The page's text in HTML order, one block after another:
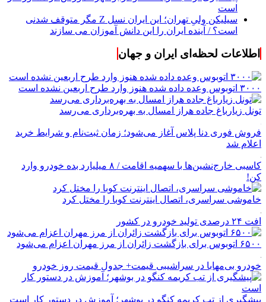
است
سیلیکن ولیِ تهران؛ این ایران نسل Z مگر متوقف شدنی
است؟ / آینده ایران را این دانش آموزان می سازند
اطلاعات لحظه‌ای ایران و جهان
۳۰۰۰ اتوبوس وعده داده شده هنوز وارد طرح اربعین نشده است
تونل زیارباغ جاده هراز امسال به بهره‌برداری می‌رسد
فروش فوری دنا پلاس آغاز می‌شود؛ زمان ثبت‌نام و شرایط خرید
اعلام شد
کاسبی خارج‌نشین‌ها با سهمیه اقامت / ۸ میلیارد بده خودرو وارد
کن!
خاموشی سراسری، اتصال اینترنت کوبا را مختل کرد
افت ۲۴ درصدی تولید خودرو در کشور
۶۵۰۰ اتوبوس برای بازگشت زائران از مرز مهران اعزام می‌شود
خودرو بی‌مهابا در سراشیبی قیمت+ جدول قیمت روز خودرو
پیشگیری از تب کریمه کنگو در بوشهر؛ آموزش در دستور کار است